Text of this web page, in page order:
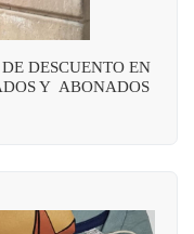
DESCUENTO EN
Y ABONADOS